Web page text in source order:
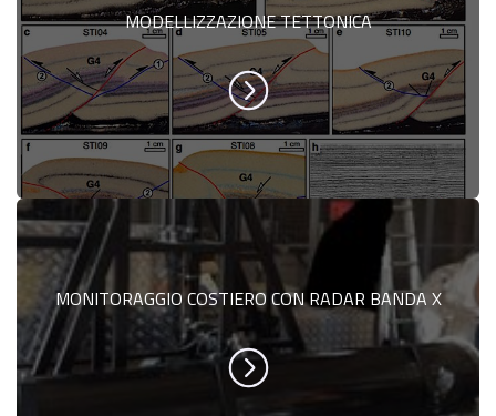
MODELLIZZAZIONE TETTONICA
MONITORAGGIO COSTIERO CON RADAR BANDA X